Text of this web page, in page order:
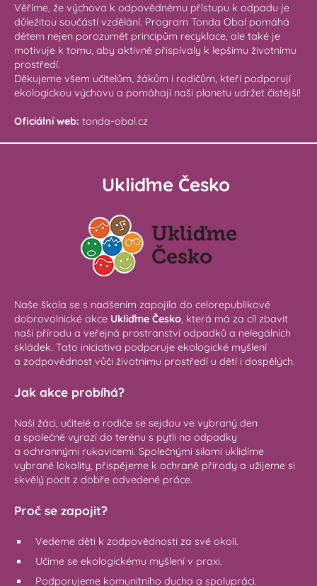
Věříme, že výchova k odpovědnému přístupu k odpadu je
důležitou součástí vzdělání. Program Tonda Obal pomáhá
dětem nejen porozumět principům recyklace, ale také je
motivuje k tomu, aby aktivně přispívaly k lepšímu životnímu
prostředí.
Děkujeme všem učitelům, žákům i rodičům, kteří podporují
ekologickou výchovu a pomáhají naši planetu udržet čistější!
Oficiální web: tonda-obal.cz
Ukliďme Česko
Naše škola se s nadšením zapojila do celorepublikové
dobrovolnické akce Ukliďme Česko, která má za cíl zbavit
naši přírodu a veřejná prostranství odpadků a nelegálních
skládek. Tato iniciativa podporuje ekologické myšlení
a zodpovědnost vůči životnímu prostředí u dětí i dospělých.
Jak akce probíhá?
Naši žáci, učitelé a rodiče se sejdou ve vybraný den
a společně vyrazí do terénu s pytli na odpadky
a ochrannými rukavicemi. Společnými silami uklidíme
vybrané lokality, přispějeme k ochraně přírody a užijeme si
skvělý pocit z dobře odvedené práce.
Proč se zapojit?
Vedeme děti k zodpovědnosti za své okolí.
Učíme se ekologickému myšlení v praxi.
Podporujeme komunitního ducha a spolupráci.